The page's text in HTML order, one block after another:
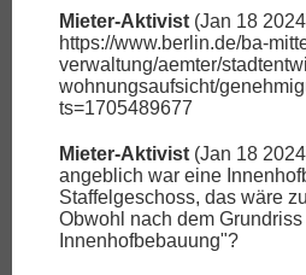
Mieter-Aktivist (Jan 18
https://www.berlin.de/ba-
verwaltung/aemter/
wohnungsaufsicht/
ts=1705489677
Mieter-Aktivist (Jan 18
angeblich war eine
Staffelgeschoss, das wäre
Obwohl nach dem
Innenhofbebauung"?